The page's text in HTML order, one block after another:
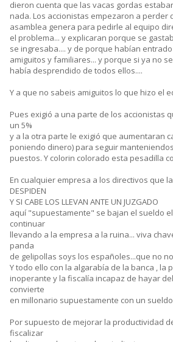
dieron cuenta que las vacas gordas
nada. Los accionistas empezaron a perder
asamblea genera para pedirle al equipo
el problema... y explicaran porque se
se ingresaba.... y de porque habían
amiguitos y familiares... y porque si ya no
había desprendido de todos ellos....
Y a que no sabeis amiguitos lo que hizo el
Pues exigió a una parte de los accionistas
un 5%
y a la otra parte le exigió que aumentaran
poniendo dinero) para seguir
puestos. Y colorin colorado esta pesadilla
En cualquier empresa a los directivos que
DESPIDEN
Y SI CABE LOS LLEVAN ANTE UN JUZGADO
aquí "supuestamente" se bajan el sueldo el
continuar
llevando a la empresa a la ruina... viva
panda
de gelipollas soys los españoles...que no
Y todo ello con la algarabía de la banca , la
inoperante y la fiscalía incapaz de hayar
convierte
en millonario supuestamente con un
Por supuesto de mejorar la productividad
fiscalizar